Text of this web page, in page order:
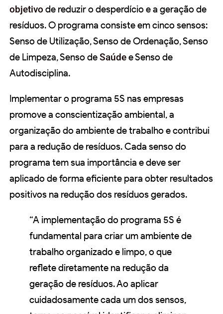
objetivo de reduzir o desperdício e a geração de
resíduos. O programa consiste em cinco sensos:
Senso de Utilização, Senso de Ordenação, Senso
de Limpeza, Senso deSaúdee Senso de
Autodisciplina.
Implementar o programa 5S nas empresas
promove a conscientização ambiental, a
organização do ambiente de trabalho e contribui
para a redução de resíduos. Cada senso do
programa tem sua importância e deve ser
aplicado de forma eficiente para obter resultados
positivos na redução dos resíduos gerados.
“A implementação do programa 5S é
fundamental para criar um ambiente de
trabalho organizado e limpo, o que
reflete diretamente na redução da
geração de resíduos. Ao aplicar
cuidadosamente cada um dos sensos,